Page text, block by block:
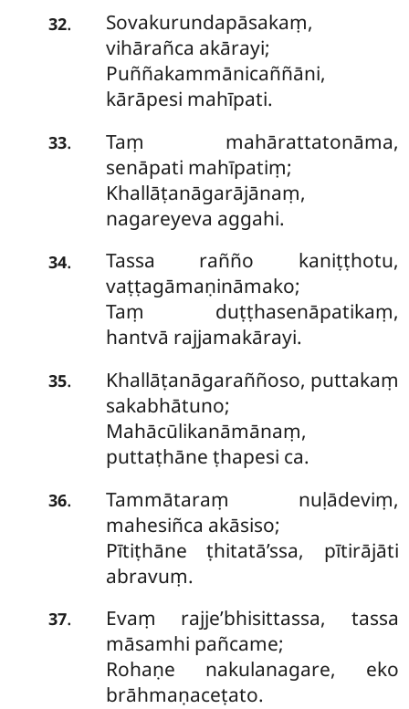
32.
Sovakurundapāsakaṃ,
vihārañca akārayi;
Puññakammānicaññāni,
kārāpesi mahīpati.
33.
Taṃ mahārattatonāma,
senāpati mahīpatiṃ;
Khallāṭanāgarājānaṃ,
nagareyeva aggahi.
34.
Tassa rañño kaniṭṭhotu,
vaṭṭagāmaṇināmako;
Taṃ duṭṭhasenāpatikaṃ,
hantvā rajjamakārayi.
35.
Khallāṭanāgaraññoso, puttakaṃ
sakabhātuno;
Mahācūlikanāmānaṃ,
puttaṭhāne ṭhapesi ca.
36.
Tammātaraṃ nuḷādeviṃ,
mahesiñca akāsiso;
Pītiṭhāne ṭhitatā’ssa, pītirājāti
abravuṃ.
37.
Evaṃ rajje’bhisittassa, tassa
māsamhi pañcame;
Rohaṇe nakulanagare, eko
brāhmaṇaceṭato.